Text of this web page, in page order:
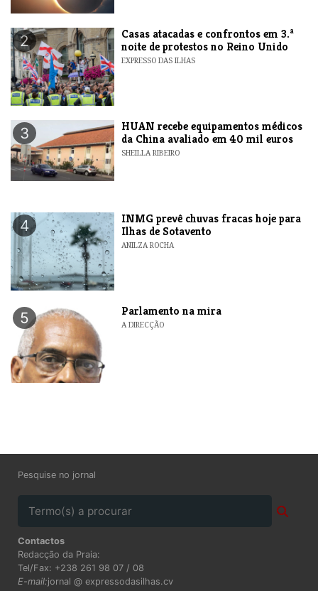
2
Casas atacadas e confrontos em 3.ª
noite de protestos no Reino Unido
EXPRESSO DAS ILHAS
3
HUAN recebe equipamentos médicos
da China avaliado em 40 mil euros
SHEILLA RIBEIRO
4
INMG prevê chuvas fracas hoje para
Ilhas de Sotavento
ANILZA ROCHA
5 Parlamento na mira
A DIRECÇÃO
Pesquise no jornal
Contactos
Redacção da Praia:
Tel/Fax: +238 261 98 07 / 08
E-mail:jornal @ expressodasilhas.cv